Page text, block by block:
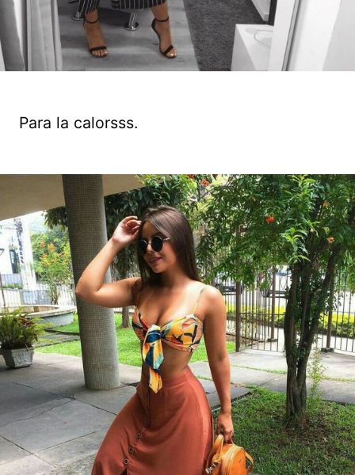
Para la calorsss.